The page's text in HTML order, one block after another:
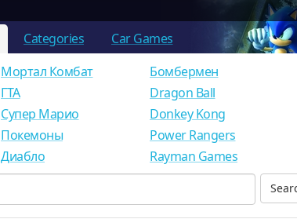
Categories Car Games
Мортал Комбат
ГТА
Супер Марио
Покемоны
Диабло
Бомбермен
Dragon Ball
Donkey Kong
Power Rangers
Rayman Games